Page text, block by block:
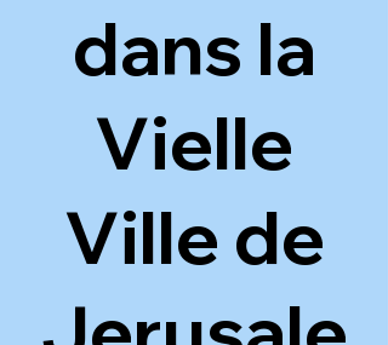
dans la
Vielle
Ville de